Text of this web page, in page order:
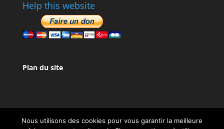
Help this website
Plan du site
Nous utilisons des cookies pour vous garantir la meilleure